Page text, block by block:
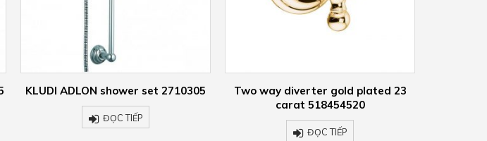
Two way diverter gold plated 23
carat 518454520
ĐỌC TIẾP
KLUDI ADLON bath and shower
mixer 514410520
ĐỌC TIẾP